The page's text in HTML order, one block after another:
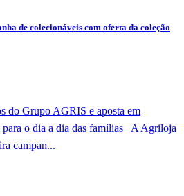
de colecionáveis com oferta da coleção
do Grupo AGRIS e aposta em
para o dia a dia das famílias A Agriloja
campan...